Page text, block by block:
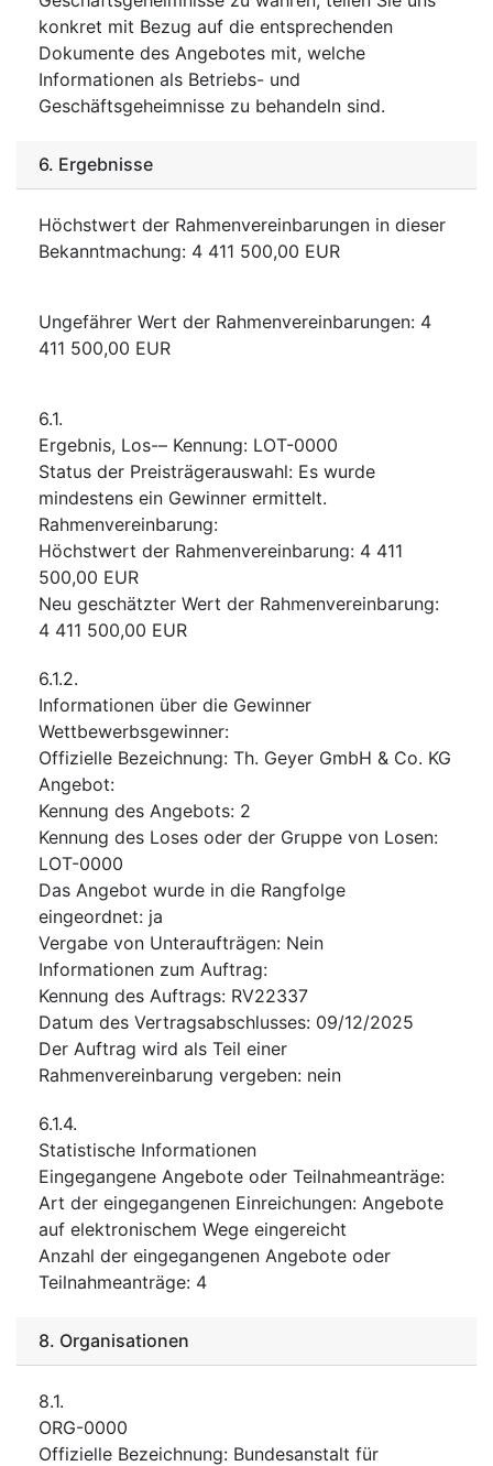
konkret mit Bezug auf die entsprechenden
Dokumente des Angebotes mit, welche
Informationen als Betriebs- und
Geschäftsgeheimnisse zu behandeln sind.
6. Ergebnisse
Höchstwert der Rahmenvereinbarungen in dieser
Bekanntmachung: 4 411 500,00 EUR
Ungefährer Wert der Rahmenvereinbarungen: 4
411 500,00 EUR
6.1.
Ergebnis, Los-– Kennung: LOT-0000
Status der Preisträgerauswahl: Es wurde
mindestens ein Gewinner ermittelt.
Rahmenvereinbarung:
Höchstwert der Rahmenvereinbarung: 4 411
500,00 EUR
Neu geschätzter Wert der Rahmenvereinbarung:
4 411 500,00 EUR
6.1.2.
Informationen über die Gewinner
Wettbewerbsgewinner:
Offizielle Bezeichnung: Th. Geyer GmbH & Co. KG
Angebot:
Kennung des Angebots: 2
Kennung des Loses oder der Gruppe von Losen:
LOT-0000
Das Angebot wurde in die Rangfolge
eingeordnet: ja
Vergabe von Unteraufträgen: Nein
Informationen zum Auftrag:
Kennung des Auftrags: RV22337
Datum des Vertragsabschlusses: 09/12/2025
Der Auftrag wird als Teil einer
Rahmenvereinbarung vergeben: nein
6.1.4.
Statistische Informationen
Eingegangene Angebote oder Teilnahmeanträge:
Art der eingegangenen Einreichungen: Angebote
auf elektronischem Wege eingereicht
Anzahl der eingegangenen Angebote oder
Teilnahmeanträge: 4
8. Organisationen
8.1.
ORG-0000
Offizielle Bezeichnung: Bundesanstalt für